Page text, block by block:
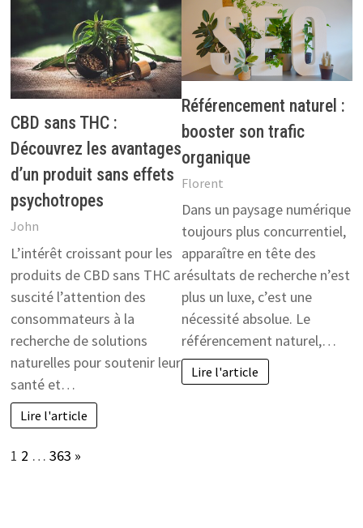
CBD sans THC :
Découvrez les avantages
d’un produit sans effets
psychotropes
John
L’intérêt croissant pour les
produits de CBD sans THC a
suscité l’attention des
consommateurs à la
recherche de solutions
naturelles pour soutenir leur
santé et…
Lire l'article
Référencement naturel :
booster son trafic
organique
Florent
Dans un paysage numérique
toujours plus concurrentiel,
apparaître en tête des
résultats de recherche n’est
plus un luxe, c’est une
nécessité absolue. Le
référencement naturel,…
Lire l'article
Page:
1 2 … 363 Next
»